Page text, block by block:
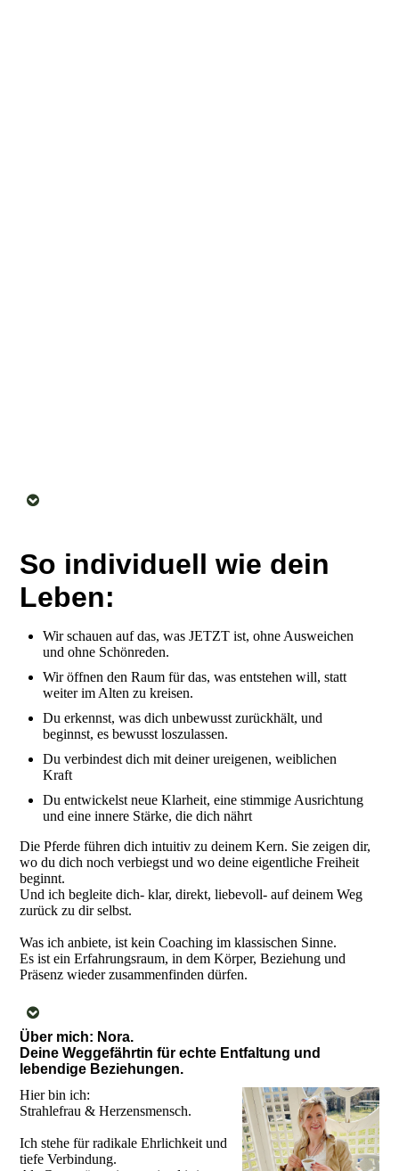
So individuell wie dein
Leben:
Wir schauen auf das, was JETZT ist, ohne Ausweichen
und ohne Schönreden.
Wir öffnen den Raum für das, was entstehen will, statt
weiter im Alten zu kreisen.
Du erkennst, was dich unbewusst zurückhält, und
beginnst, es bewusst loszulassen.
Du verbindest dich mit deiner ureigenen, weiblichen
Kraft
Du entwickelst neue Klarheit, eine stimmige Ausrichtung
und eine innere Stärke, die dich nährt
Die Pferde führen dich intuitiv zu deinem Kern. Sie zeigen dir,
wo du dich noch verbiegst und wo deine eigentliche Freiheit
beginnt.
Und ich begleite dich- klar, direkt, liebevoll- auf deinem Weg
zurück zu dir selbst.
Was ich anbiete, ist kein Coaching im klassischen Sinne.
Es ist ein Erfahrungsraum, in dem Körper, Beziehung und
Präsenz wieder zusammenfinden dürfen.
Über mich: Nora.
Deine Weggefährtin für echte Entfaltung und
lebendige Beziehungen.
Hier bin ich:
Strahlefrau & Herzensmensch.
Ich stehe für radikale Ehrlichkeit und
tiefe Verbindung.